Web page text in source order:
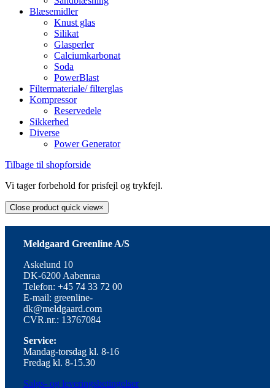
Blæsemidler
Knust glas
Silikat
Glasperler
Calciumkarbonat
Soda
PowerBlast
Filtermateriale/ filterglas
Kompressor
Reservedele
Sikkerhed
Diverse
Power Generator
Tilbage til shopforside
Vi tager forbehold for prisfejl og trykfejl.
Close product quick view×
Meldgaard Greenline A/S
Askelund 10
DK-6200 Aabenraa
Telefon: +45 74 33 72 00
E-mail: greenline-
dk@meldgaard.com
CVR.nr.: 13767084
Service:
Mandag-torsdag kl. 8-16
Fredag kl. 8-15.30
Salgs- og leveringsbetingelser